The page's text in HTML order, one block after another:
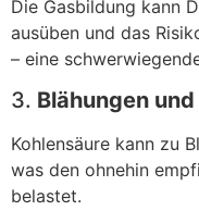
Die Gasbildung kann
ausüben und das
– eine
3. Blähungen
Kohlensäure kann zu
was den ohnehin
belastet.